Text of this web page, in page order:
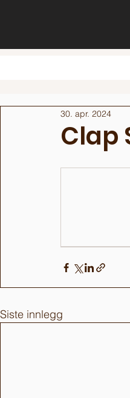
Clap
30. apr. 2024
Siste innlegg